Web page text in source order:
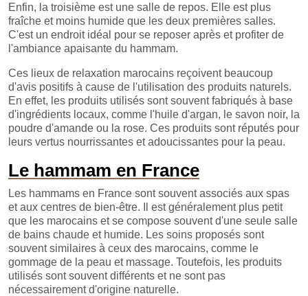
Enfin, la troisième est une salle de repos. Elle est plus
fraîche et moins humide que les deux premières salles.
C'est un endroit idéal pour se reposer après et profiter de
l'ambiance apaisante du hammam.
Ces lieux de relaxation marocains reçoivent beaucoup
d'avis positifs à cause de l'utilisation des produits naturels.
En effet, les produits utilisés sont souvent fabriqués à base
d'ingrédients locaux, comme l'huile d'argan, le savon noir, la
poudre d'amande ou la rose. Ces produits sont réputés pour
leurs vertus nourrissantes et adoucissantes pour la peau.
Le hammam en France
Les hammams en France sont souvent associés aux spas
et aux centres de bien-être. Il est généralement plus petit
que les marocains et se compose souvent d'une seule salle
de bains chaude et humide. Les soins proposés sont
souvent similaires à ceux des marocains, comme le
gommage de la peau et massage. Toutefois, les produits
utilisés sont souvent différents et ne sont pas
nécessairement d'origine naturelle.